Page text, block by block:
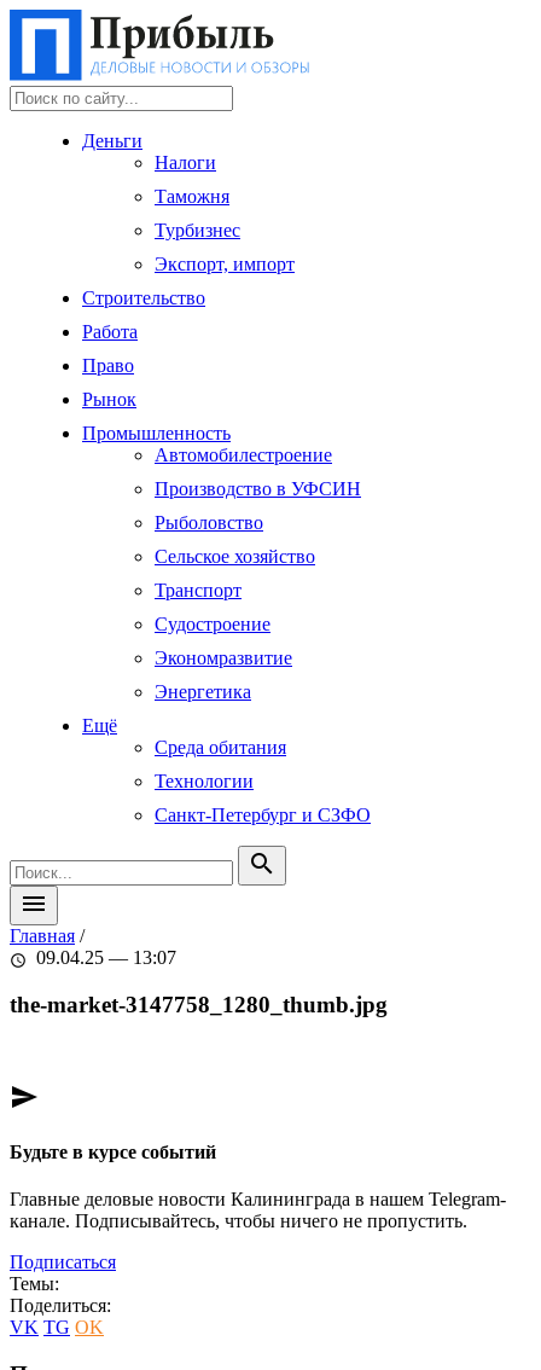
Деньги
Налоги
Таможня
Турбизнес
Экспорт, импорт
Строительство
Работа
Право
Рынок
Промышленность
Автомобилестроение
Производство в УФСИН
Рыболовство
Сельское хозяйство
Транспорт
Судостроение
Экономразвитие
Энергетика
Ещё
Среда обитания
Технологии
Санкт-Петербург и СЗФО
search
menu
Главная /
schedule 09.04.25 — 13:07
the-market-3147758_1280_thumb.jpg
send
Будьте в курсе событий
Главные деловые новости Калининграда в нашем Telegram-
канале. Подписывайтесь, чтобы ничего не пропустить.
Подписаться
Темы:
Поделиться:
VK TG OK